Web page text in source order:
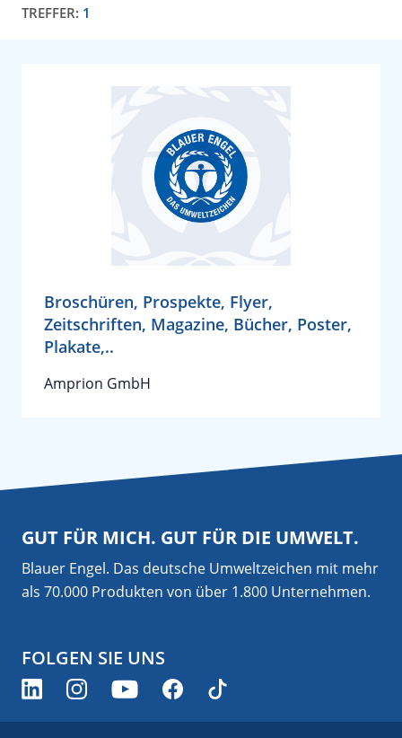
TREFFER: 1
Broschüren, Prospekte, Flyer,
Zeitschriften, Magazine, Bücher, Poster,
Plakate,..
Amprion GmbH
GUT FÜR MICH. GUT FÜR DIE UMWELT.
Blauer Engel. Das deutsche Umweltzeichen mit mehr
als 70.000 Produkten von über 1.800 Unternehmen.
FOLGEN SIE UNS